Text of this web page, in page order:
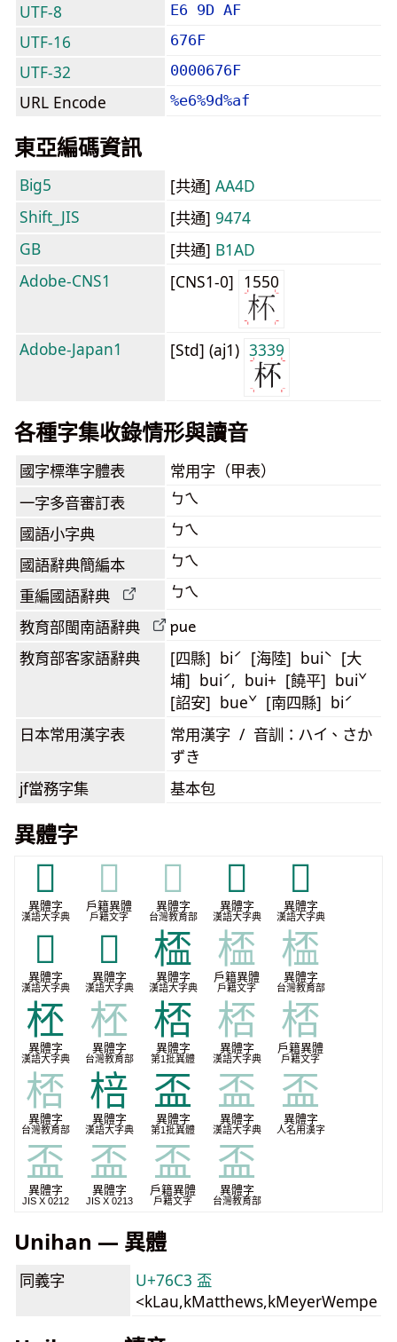
UTF-8 E6 9D AF
UTF-16 676F
UTF-32 0000676F
URL Encode %e6%9d%af
東亞編碼資訊
Big5 [共通] AA4D
Shift_JIS
[共通] 9474
GB
[共通] B1AD
Adobe-CNS1
[CNS1-0] 1550
Adobe-Japan1 [Std] (aj1) 3339
各種字集收錄情形與讀音
國字標準字體表 常用字（甲表）
一字多音審訂表 ㄅㄟ
國語小字典 ㄅㄟ
國語辭典簡編本 ㄅㄟ
重編國語辭典 ㄅㄟ
教育部閩南語辭典 pue
教育部客家語辭典
[四縣] biˊ [海陸] buiˋ [大
埔] buiˊ, bui+ [饒平] buiˇ
[詔安] bueˇ [南四縣] biˊ
日本常用漢字表
常用漢字 / 音訓：ハイ、さか
ずき
jf當務字集 基本包
異體字
𠤯
異體字
漢語大字典
𠤯
戶籍異體
戶籍文字
𠤯
異體字
台灣教育部
𠥀
異體字
漢語大字典
𠥧
異體字
漢語大字典
𦈧
異體字
漢語大字典
𦈶
異體字
漢語大字典
㮎
異體字
漢語大字典
㮎
戶籍異體
戶籍文字
㮎
異體字
台灣教育部
柸
異體字
漢語大字典
柸
異體字
台灣教育部
桮
異體字
第1批異體
桮
異體字
漢語大字典
桮
戶籍異體
戶籍文字
桮
異體字
台灣教育部
棓
異體字
漢語大字典
盃
異體字
第1批異體
盃
異體字
漢語大字典
盃
異體字
人名用漢字
盃
異體字
JIS X 0212
盃
異體字
JIS X 0213
盃
戶籍異體
戶籍文字
盃
異體字
台灣教育部
Unihan — 異體
同義字
U+76C3 盃
<kLau,kMatthews,kMeyerWempe